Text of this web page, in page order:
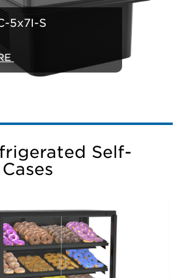
5x7I-S
Self-